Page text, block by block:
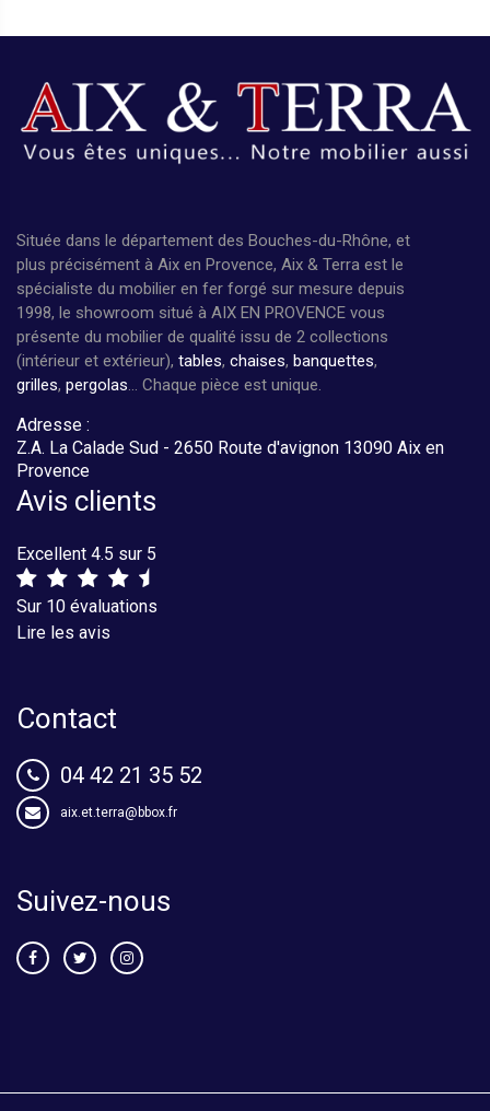
Située dans le département des Bouches-du-Rhône, et
plus précisément à Aix en Provence, Aix & Terra est le
spécialiste du mobilier en fer forgé sur mesure depuis
1998, le showroom situé à AIX EN PROVENCE vous
présente du mobilier de qualité issu de 2 collections
(intérieur et extérieur), tables, chaises, banquettes,
grilles, pergolas... Chaque pièce est unique.
Adresse :
Z.A. La Calade Sud - 2650 Route d'avignon 13090 Aix en
Provence
Avis clients
Excellent 4.5 sur 5
Sur 10 évaluations
Lire les avis
Contact
04 42 21 35 52
aix.et.terra@bbox.fr
Suivez-nous